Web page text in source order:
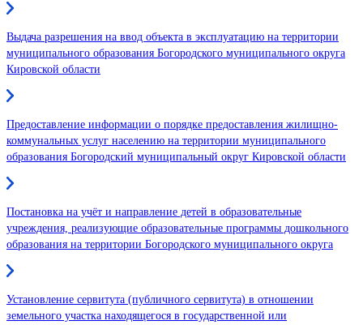
Выдача разрешения на ввод объекта в эксплуатацию на территории
муниципального образования Богородского муниципального округа
Кировской области
Предоставление информации о порядке предоставления жилищно-
коммунальных услуг населению на территории муниципального
образования Богородский муниципальный округ Кировской области
Постановка на учёт и направление детей в образовательные
учреждения, реализующие образовательные программы дошкольного
образования на территории Богородского муниципального округа
Установление сервитута (публичного сервитута) в отношении
земельного участка находящегося в государственной или